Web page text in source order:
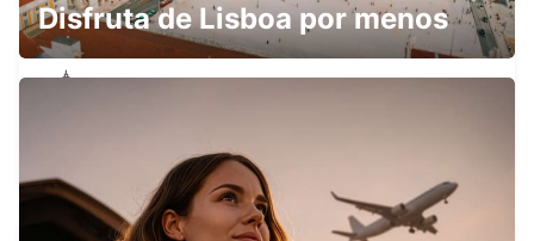
Disfruta de Lisboa por menos